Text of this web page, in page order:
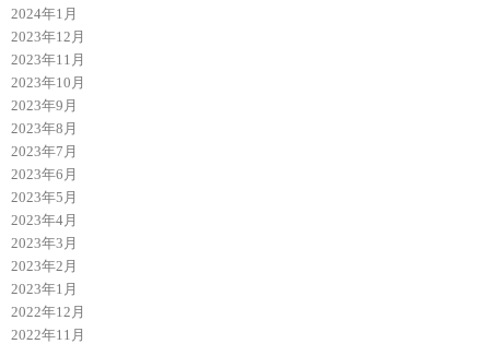
2024年1月
2023年12月
2023年11月
2023年10月
2023年9月
2023年8月
2023年7月
2023年6月
2023年5月
2023年4月
2023年3月
2023年2月
2023年1月
2022年12月
2022年11月